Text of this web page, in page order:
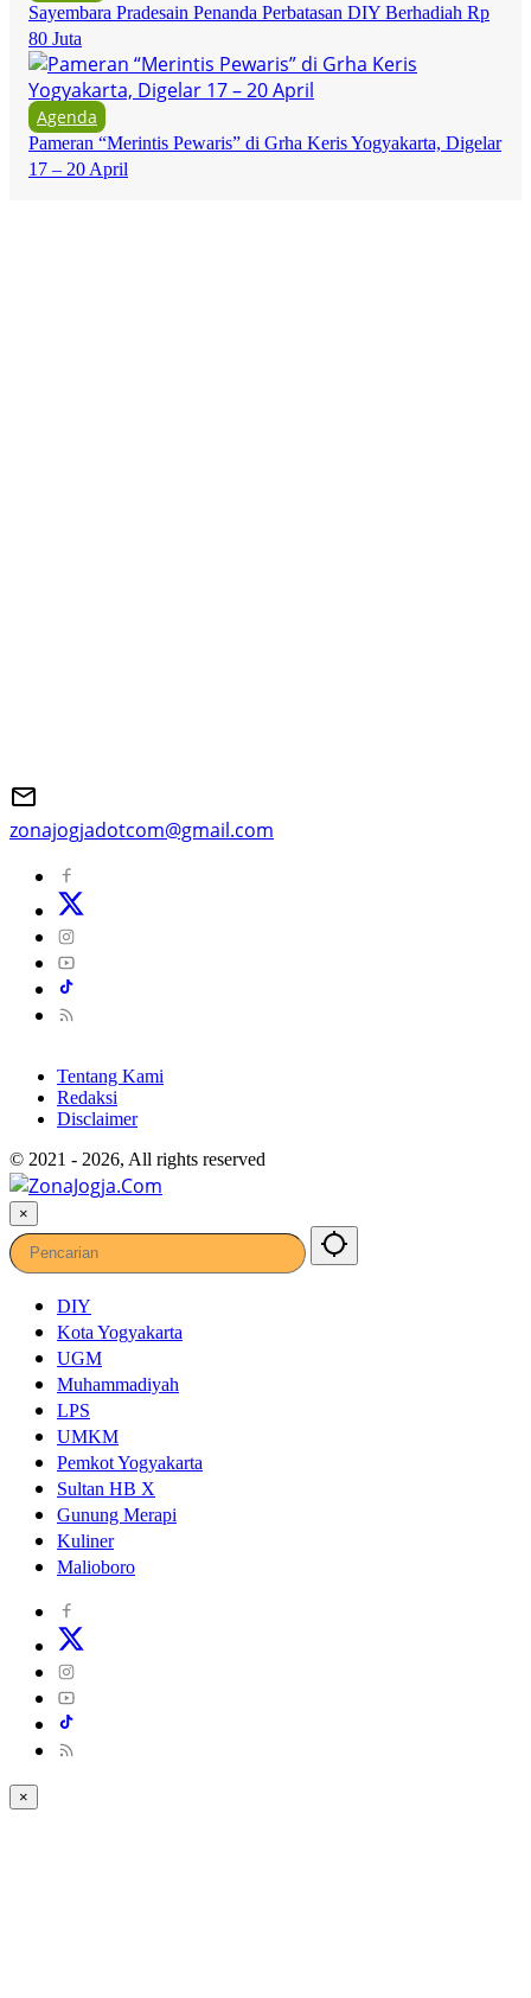
Sayembara Pradesain Penanda Perbatasan DIY Berhadiah Rp
80 Juta
Agenda
Pameran “Merintis Pewaris” di Grha Keris Yogyakarta, Digelar
17 – 20 April
zonajogjadotcom@gmail.com
Tentang Kami
Redaksi
Disclaimer
© 2021 - 2026, All rights reserved
×
DIY
Kota Yogyakarta
UGM
Muhammadiyah
LPS
UMKM
Pemkot Yogyakarta
Sultan HB X
Gunung Merapi
Kuliner
Malioboro
×